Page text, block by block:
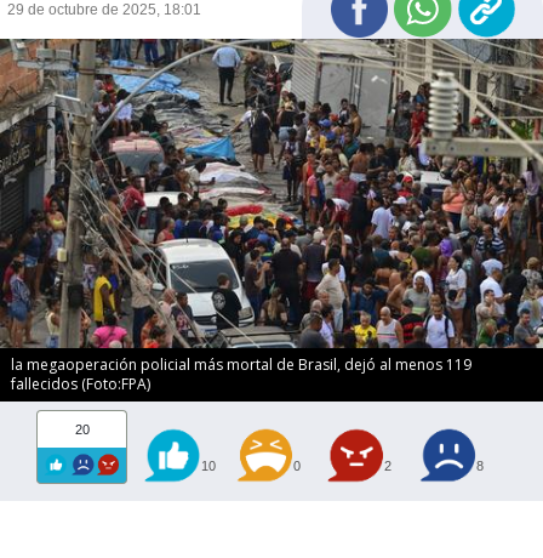
29 de octubre de 2025, 18:01
la megaoperación policial más mortal de Brasil, dejó al menos 119
fallecidos (Foto:FPA)
20
10 0 2 8